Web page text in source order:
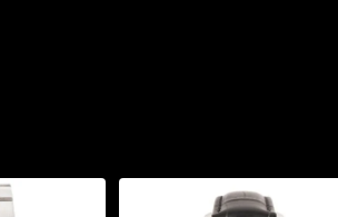
trang phục công sở